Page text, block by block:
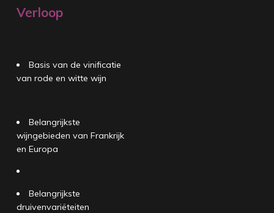
Verloop
Basis van de vinificatie
van rode en witte wijn
Belangrijkste
wijngebieden van Frankrijk
en Europa
Belangrijkste
druivenvariëteiten